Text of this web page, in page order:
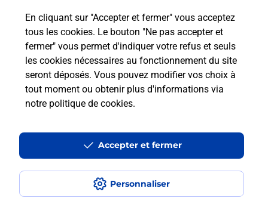
En cliquant sur "Accepter et fermer" vous acceptez
tous les cookies. Le bouton "Ne pas accepter et
fermer" vous permet d'indiquer votre refus et seuls
les cookies nécessaires au fonctionnement du site
seront déposés. Vous pouvez modifier vos choix à
tout moment ou obtenir plus d'informations via
notre politique de cookies.
Personnaliser
Accepter et fermer
Combien de temps est valable le
code bateau ?
Peut-on passer le permis bateau
avec le CPF ?
LORIENT GRAND LARGE
Code Bateau